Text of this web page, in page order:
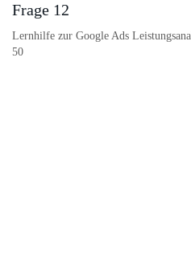
Frage 12
Lernhilfe zur Google Ads
50